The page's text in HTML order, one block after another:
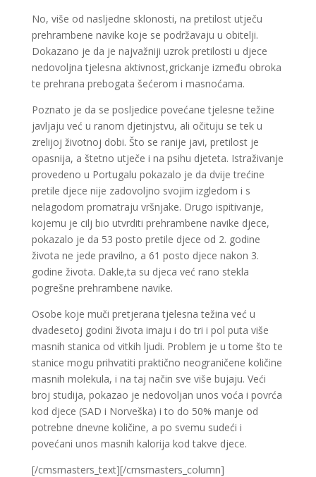
No, više od nasljedne sklonosti, na pretilost utječu
prehrambene navike koje se podržavaju u obitelji.
Dokazano je da je najvažniji uzrok pretilosti u djece
nedovoljna tjelesna aktivnost,grickanje između obroka
te prehrana prebogata šećerom i masnoćama.
Poznato je da se posljedice povećane tjelesne težine
javljaju već u ranom djetinjstvu, ali očituju se tek u
zrelijoj životnoj dobi. Što se ranije javi, pretilost je
opasnija, a štetno utječe i na psihu djeteta. Istraživanje
provedeno u Portugalu pokazalo je da dvije trećine
pretile djece nije zadovoljno svojim izgledom i s
nelagodom promatraju vršnjake. Drugo ispitivanje,
kojemu je cilj bio utvrditi prehrambene navike djece,
pokazalo je da 53 posto pretile djece od 2. godine
života ne jede pravilno, a 61 posto djece nakon 3.
godine života. Dakle,ta su djeca već rano stekla
pogrešne prehrambene navike.
Osobe koje muči pretjerana tjelesna težina već u
dvadesetoj godini života imaju i do tri i pol puta više
masnih stanica od vitkih ljudi. Problem je u tome što te
stanice mogu prihvatiti praktično neograničene količine
masnih molekula, i na taj način sve više bujaju. Veći
broj studija, pokazao je nedovoljan unos voća i povrća
kod djece (SAD i Norveška) i to do 50% manje od
potrebne dnevne količine, a po svemu sudeći i
povećani unos masnih kalorija kod takve djece.
[/cmsmasters_text][/cmsmasters_column]